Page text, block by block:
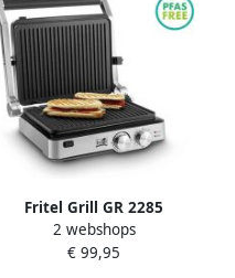
Fritel Grill GR 2285
Paninigrill Tosti-ijzer & BBQ
in 1 Elektrische Grill 29x23
2 webshops
€ 99,95